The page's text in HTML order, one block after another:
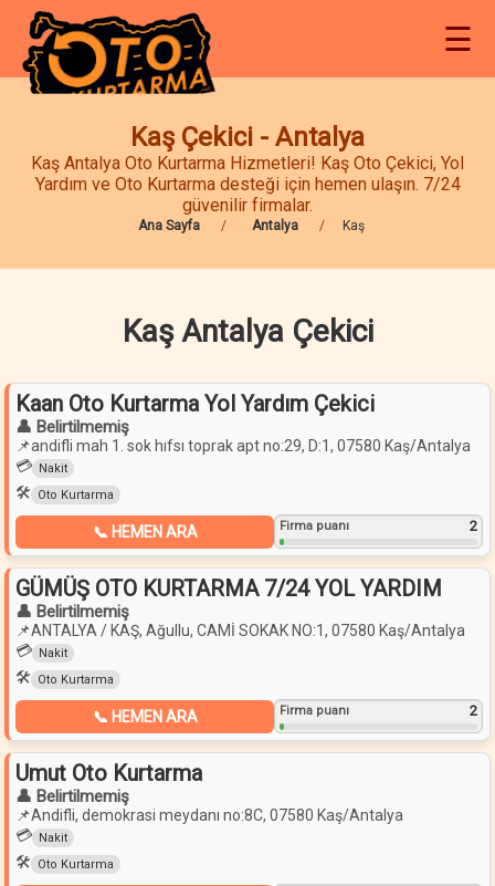
☰
Kaş Çekici - Antalya
Kaş Antalya Oto Kurtarma Hizmetleri! Kaş Oto Çekici, Yol
Yardım ve Oto Kurtarma desteği için hemen ulaşın. 7/24
güvenilir firmalar.
Ana Sayfa Antalya Kaş
Kaş Antalya Çekici
Kaan Oto Kurtarma Yol Yardım Çekici
👤 Belirtilmemiş
📌andifli mah 1. sok hıfsı toprak apt no:29, D:1, 07580 Kaş/Antalya
💳 Nakit
🛠️ Oto Kurtarma
📞 HEMEN ARA Firma puanı 2
GÜMÜŞ OTO KURTARMA 7/24 YOL YARDIM
👤 Belirtilmemiş
📌ANTALYA / KAŞ, Ağullu, CAMİ SOKAK NO:1, 07580 Kaş/Antalya
💳 Nakit
🛠️ Oto Kurtarma
📞 HEMEN ARA Firma puanı 2
Umut Oto Kurtarma
👤 Belirtilmemiş
📌Andifli, demokrasi meydanı no:8C, 07580 Kaş/Antalya
💳 Nakit
🛠️ Oto Kurtarma